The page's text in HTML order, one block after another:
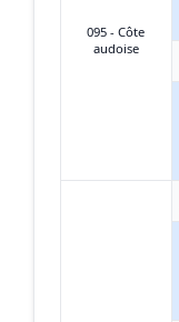
095 - Côte
audoise